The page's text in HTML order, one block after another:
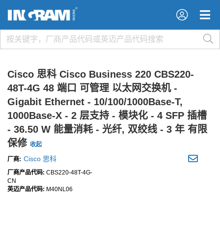
×
×
Cisco 思科 Cisco Business 220 CBS220-
48T-4G 48 端口 可管理 以太网交换机 -
Gigabit Ethernet - 10/100/1000Base-T,
1000Base-X - 2 层支持 - 模块化 - 4 SFP 插槽
- 36.50 W 能量消耗 - 光纤, 双绞线 - 3 年 有限
保修 收起
厂商: Cisco 思科
厂商产品代码: CBS220-48T-4G-
CN
英迈产品代码: M40NL06